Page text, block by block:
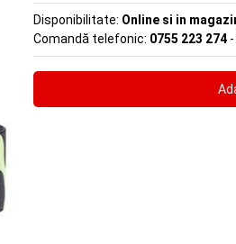
Disponibilitate: Online si in
Comandă telefonic: 0755 223 274